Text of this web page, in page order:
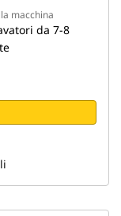
macchina
da 7-8